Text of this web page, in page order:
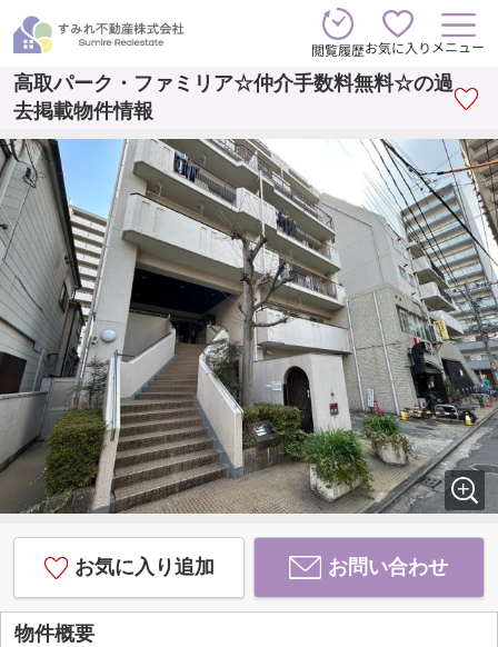
閲覧履歴お気に入り メニュー
高取パーク・ファミリア☆仲介手数料無料☆の過
去掲載物件情報
お気に入り追加 お問い合わせ
物件概要